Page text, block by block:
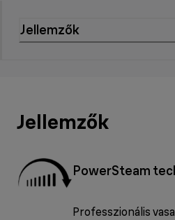
Jellemzők
Jellemzők
PowerSteam
Professzionális